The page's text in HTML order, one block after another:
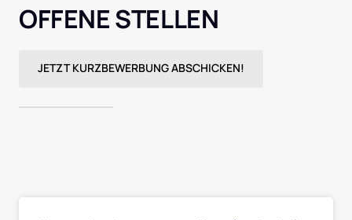
OFFENE STELLEN
JETZT KURZBEWERBUNG ABSCHICKEN!